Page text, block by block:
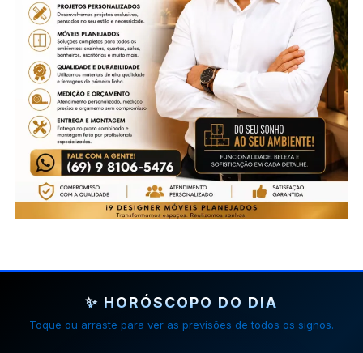
✨ HORÓSCOPO DO DIA
Toque ou arraste para ver as previsões de todos os signos.